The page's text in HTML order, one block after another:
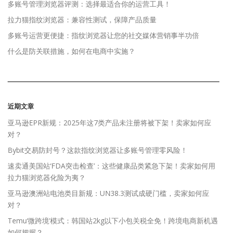
多账号管理浏览器评测：选择最适合你的运营工具！
拉力猫指纹浏览器：兼容性测试，保障产品质量
多账号运营更便捷：指纹浏览器让您的社交媒体营销事半功倍
什么是防关联措施，如何在电商中实施？
近期文章
亚马逊EPR新规：2025年这7类产品未注册将被下架！卖家如何应
对？
Bybit交易防封号？这款指纹浏览器让多账号管理零风险！
速卖通美国站‘FDA突击检查’：这些健康品类紧急下架！卖家如何用
拉力猫浏览器化险为夷？
亚马逊澳洲站电池类目新规：UN38.3测试成硬门槛，卖家如何应
对？
Temu‘微跨境’模式：韩国站2kg以下小包关税全免！跨境电商新机遇